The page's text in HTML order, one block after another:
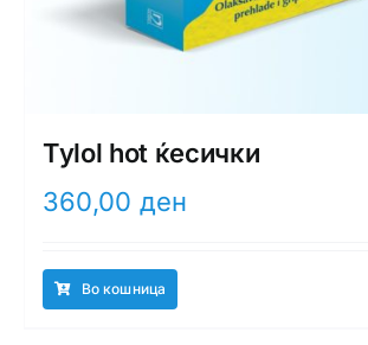
Tylol hot ќесички
360,00 ден
Во кошница